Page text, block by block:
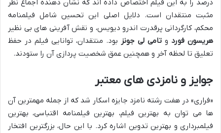
درصد را به این فیلم اختصاص داده اند که نشان دهنده اجماع نظر
مثبت منتقدان است. دلایل اصلی این تحسین شامل فیلمنامه
محکم، کارگردانی پرقدرت اندرو دیویس، و نقش آفرینی های بی نظیر
هریسون فورد و تامی لی جونز بود. منتقدان، توانایی فیلم در حفظ
تعلیق تا لحظه آخر و همچنین عمق شخصیت پردازی آن را ستودند.
جوایز و نامزدی های معتبر
«فراری» در هفت رشته نامزد جایزه اسکار شد که از جمله مهمترین آن
ها می توان به بهترین فیلم، بهترین فیلمنامه اقتباسی، بهترین
فیلمبرداری و بهترین تدوین اشاره کرد. با این حال، بزرگترین افتخار